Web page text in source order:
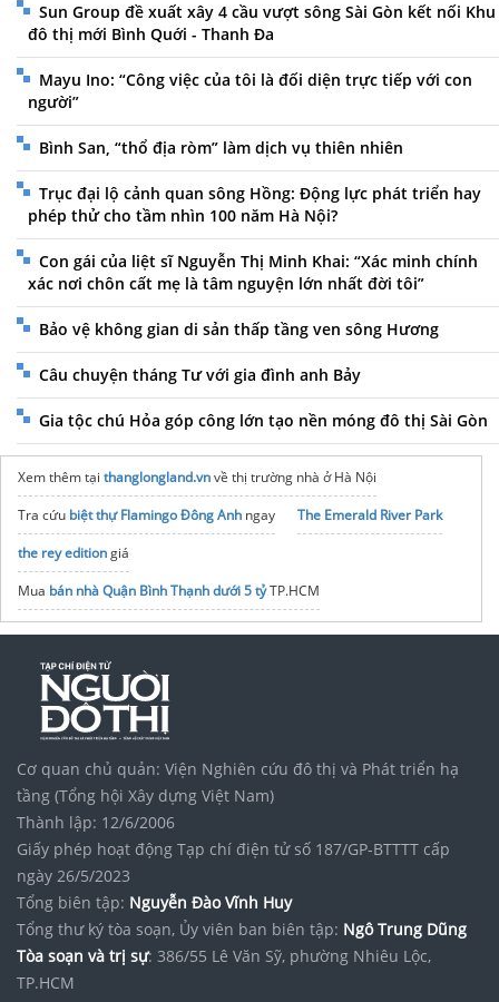
Sun Group đề xuất xây 4 cầu vượt sông Sài Gòn kết nối Khu
đô thị mới Bình Quới - Thanh Đa
Mayu Ino: “Công việc của tôi là đối diện trực tiếp với con
người”
Bình San, “thổ địa ròm” làm dịch vụ thiên nhiên
Trục đại lộ cảnh quan sông Hồng: Động lực phát triển hay
phép thử cho tầm nhìn 100 năm Hà Nội?
Con gái của liệt sĩ Nguyễn Thị Minh Khai: “Xác minh chính
xác nơi chôn cất mẹ là tâm nguyện lớn nhất đời tôi”
Bảo vệ không gian di sản thấp tầng ven sông Hương
Câu chuyện tháng Tư với gia đình anh Bảy
Gia tộc chú Hỏa góp công lớn tạo nền móng đô thị Sài Gòn
Xem thêm tại thanglongland.vnvề thị trường nhà ở Hà Nội
Tra cứu biệt thự Flamingo Đông Anh ngay
The Emerald River Park
the rey editiongiá
Mua bán nhà Quận Bình Thạnh dưới 5 tỷTP.HCM
Giá Bán Gladia HeightsKhang Điền
Vị trí D'.Diamant Bleu
Vinhomes Vũ Yên Hải Phòng
Dự ánĐà Nẵng Downtown
Quỹ cănChung cư Vinhomes Grand Park Quận 9
Cơ quan chủ quản: Viện Nghiên cứu đô thị và Phát triển hạ
tầng (Tổng hội Xây dựng Việt Nam)
Thành lập: 12/6/2006
Giấy phép hoạt động Tạp chí điện tử số 187/GP-BTTTT cấp
ngày 26/5/2023
Tổng biên tập: Nguyễn Đào Vĩnh Huy
Tổng thư ký tòa soạn, Ủy viên ban biên tập: Ngô Trung Dũng
Tòa soạn và trị sự: 386/55 Lê Văn Sỹ, phường Nhiêu Lộc,
TP.HCM